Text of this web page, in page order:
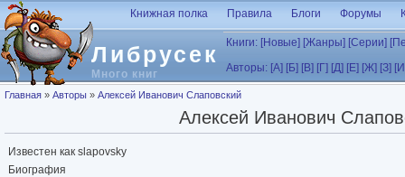
Перейти к основному содержанию
Либрусек
Много книг
Книжная полка Правила Блоги Форумы
Книги: [Новые] [Жанры] [Серии]
Авторы: [А] [Б] [В] [Г] [Д] [Е] [Ж] [З]
Вы здесь
Главная » Авторы » Алексей Иванович Слаповский
Алексей Иванович
Известен как slapovsky
Биография